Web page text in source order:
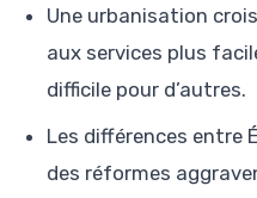
Une urbanisation
aux services plus
difficile pour d’autres.
Les différences entre
des réformes